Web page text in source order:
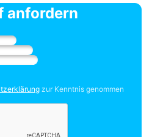
anfordern
zur Kenntnis genommen